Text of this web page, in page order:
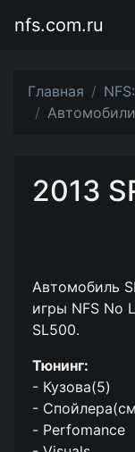
nfs.com.ru
Главная
Автомобили
2013
Автомобиль
игры NFS No
SL500.
Тюнинг:
- Кузова(5)
-
- Perfomance